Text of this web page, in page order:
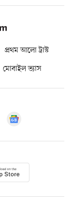
প্রথম আলো ট্রাস্ট
মোবাইল ভ্যাস